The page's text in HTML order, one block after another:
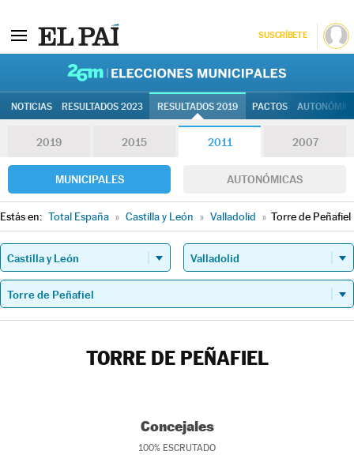
SUSCRÍBETE
NOTICIAS RESULTADOS 2023 RESULTADOS 2019 PACTOS
2019 2015 2011 2007
MUNICIPALES AUTONÓMICAS
Estás en: Total España » Castilla y León » Valladolid » Torre de Peñafiel
TORRE DE PEÑAFIEL
Concejales
100% ESCRUTADO